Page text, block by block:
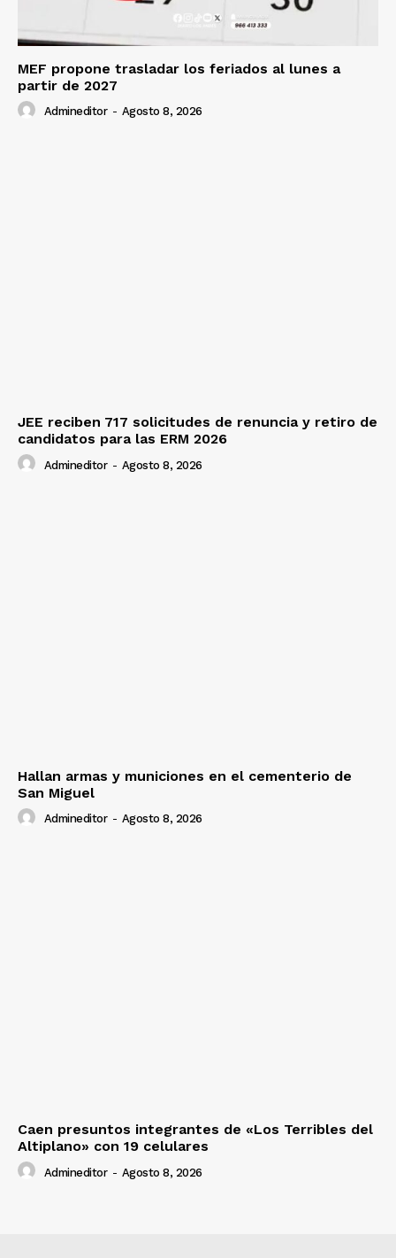
MEF propone trasladar los feriados al lunes a
partir de 2027
Admineditor - Agosto 8, 2026
JEE reciben 717 solicitudes de renuncia y retiro de
candidatos para las ERM 2026
Admineditor - Agosto 8, 2026
Hallan armas y municiones en el cementerio de
San Miguel
Admineditor - Agosto 8, 2026
Caen presuntos integrantes de «Los Terribles del
Altiplano» con 19 celulares
Admineditor - Agosto 8, 2026